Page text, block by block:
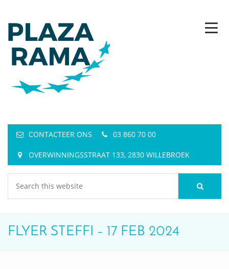
CONTACTEER ONS 03 860 70 00
OVERWINNINGSSTRAAT 133, 2830 WILLEBROEK
FLYER STEFFI – 17 FEB 2024